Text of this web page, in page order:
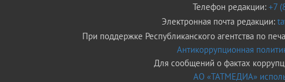
Телефон редакции: +7
Электронная почта редакции:
При поддержке Республиканского агентства по
Антикоррупционная
Для сообщений о фактах
АО «ТАТМЕДИА»